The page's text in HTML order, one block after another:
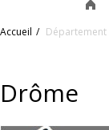
Accueil Département
Drôme